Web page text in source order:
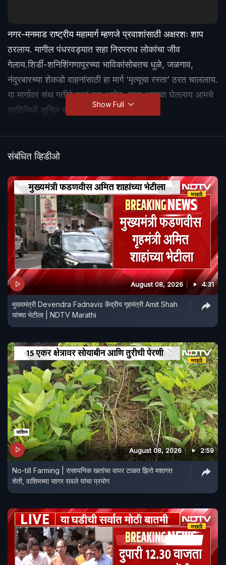
नगर-मनमाड राष्ट्रीय महामार्ग म्हणजे प्रवाशांसाठी अक्षरशः शाप
ठरलाय. मागील पंधरवड्यात सहा निरपराध लोकांचा जीव
गेलाय.शिर्डी-शनिशिंगणापूरच्या भाविकांसोबतच धुळे, जळगाव,
नंदुरबारच्या शेकडो वाहनांसाठी हा मार्ग ‘मृत्यूचा रस्ता’ ठरत चाललाय.
या मार्गावर संथ गतीने कामं सुरु आहेत. याचा आढावा घेतलाय आमचे
प्रतिनिधी सुनिल दवंगे यांनी…
Show Full
संबंधित व्हिडीओ
August 08, 2026 4:31
मुख्यमंत्री Devendra Fadnavis केंद्रीय गृहमंत्री Amit Shah
यांच्या भेटीला | NDTV Marathi
August 08, 2026 2:59
No-till Farming | रासायनिक खतांचा वापर टाळत झिरो मशागत
शेती, वाशिमच्या सागर रावले यांचा प्रयोग